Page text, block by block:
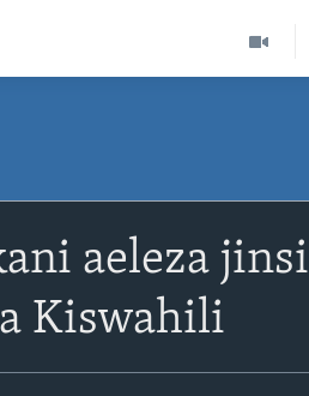
aeleza jinsi
Kiswahili